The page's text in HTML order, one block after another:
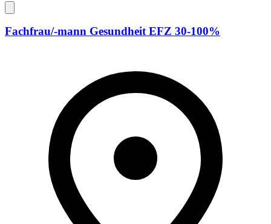
Fachfrau/-mann Gesundheit EFZ 30-100%